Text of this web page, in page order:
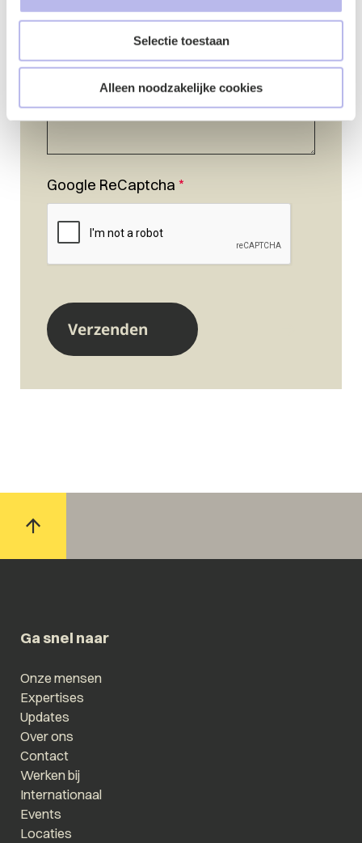
Selectie toestaan
Alleen noodzakelijke cookies
Google ReCaptcha *
Ga snel naar
Onze mensen
Expertises
Updates
Over ons
Contact
Werken bij
Internationaal
Events
Locaties